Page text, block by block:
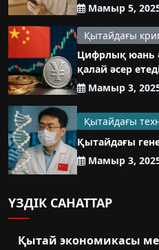
Мамыр 5,
Қытайдағы
Цифрлық юань
қалай әсер
Мамыр 3,
Қытайдағы
Қытайдағы
Мамыр 3,
ҮЗДІК САНАТТАР
Қытай экономикасы